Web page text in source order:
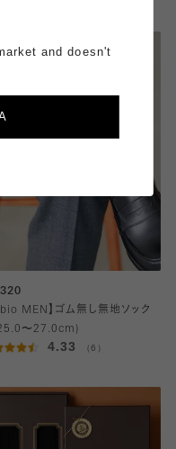
MEN】ゴム無し無地ソック
〜27.0cm)
4.33 （6）
and doesn't